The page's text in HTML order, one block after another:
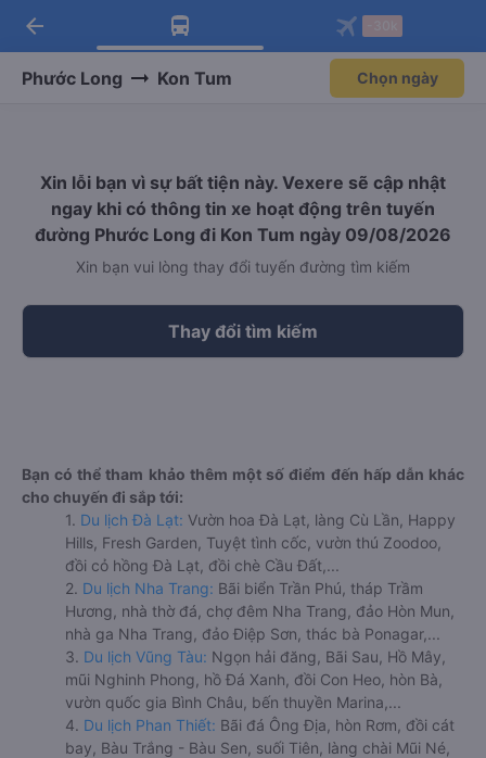
Tải app Vexere ngay!
Nhận ưu đãi thành viên độc
Mở app
Tải app Vexere
-30k/ghế khi đặt vé máy bay qua
Mở app
arrow_back
Phước Long Kon Tum Chọn ngày
Xin lỗi bạn vì sự bất tiện này. Vexere sẽ cập nhật
ngay khi có thông tin xe hoạt động trên tuyến
đường Phước Long đi Kon Tum ngày 09/08/2026
Xin bạn vui lòng thay đổi tuyến đường tìm kiếm
Thay đổi tìm kiếm
Bạn có thể tham khảo thêm một số điểm đến hấp dẫn khác
cho chuyến đi sắp tới:
1. Du lịch Đà Lạt: Vườn hoa Đà Lạt, làng Cù Lần, Happy
Hills, Fresh Garden, Tuyệt tình cốc, vườn thú Zoodoo,
đồi cỏ hồng Đà Lạt, đồi chè Cầu Đất,...
2. Du lịch Nha Trang: Bãi biển Trần Phú, tháp Trầm
Hương, nhà thờ đá, chợ đêm Nha Trang, đảo Hòn Mun,
nhà ga Nha Trang, đảo Điệp Sơn, thác bà Ponagar,...
3. Du lịch Vũng Tàu: Ngọn hải đăng, Bãi Sau, Hồ Mây,
mũi Nghinh Phong, hồ Đá Xanh, đồi Con Heo, hòn Bà,
vườn quốc gia Bình Châu, bến thuyền Marina,...
4. Du lịch Phan Thiết: Bãi đá Ông Địa, hòn Rơm, đồi cát
bay, Bàu Trắng - Bàu Sen, suối Tiên, làng chài Mũi Né,